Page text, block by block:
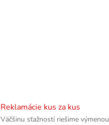
Reklamácie kus za kus
Väčšinu sťažností riešime výmenou